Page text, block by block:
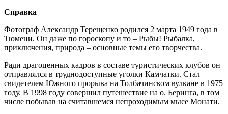
Справка
Фотограф Александр Терещенко родился 2 марта 1949 года в
Тюмени. Он даже по гороскопу и то – Рыбы! Рыбалка,
приключения, природа – основные темы его творчества.
Ради драгоценных кадров в составе туристических клубов он
отправлялся в труднодоступные уголки Камчатки. Стал
свидетелем Южного прорыва на Толбачинском вулкане в 1975
году. В 1998 году совершил путешествие на о. Беринга, в том
числе побывав на считавшемся непроходимым мысе Монати.